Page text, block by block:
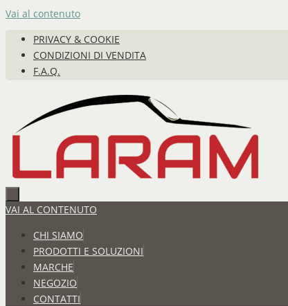
Vai al contenuto
PRIVACY & COOKIE
CONDIZIONI DI VENDITA
F.A.Q.
VAI AL CONTENUTO
CHI SIAMO
PRODOTTI E SOLUZIONI
MARCHE
NEGOZIO
CONTATTI